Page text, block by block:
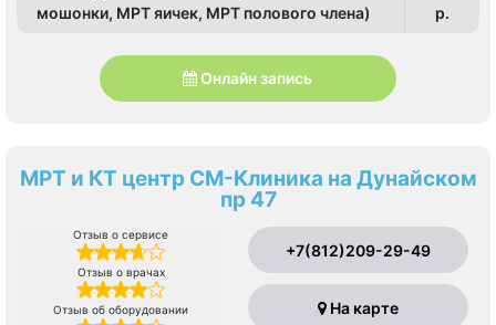
мошонки, МРТ яичек, МРТ полового члена)
p.
Онлайн запись
МРТ и КТ центр СМ-Клиника на Дунайском
пр 47
Отзыв о сервисе
Отзыв о врачах
Отзыв об оборудовании
+7(812)209-29-49
На карте